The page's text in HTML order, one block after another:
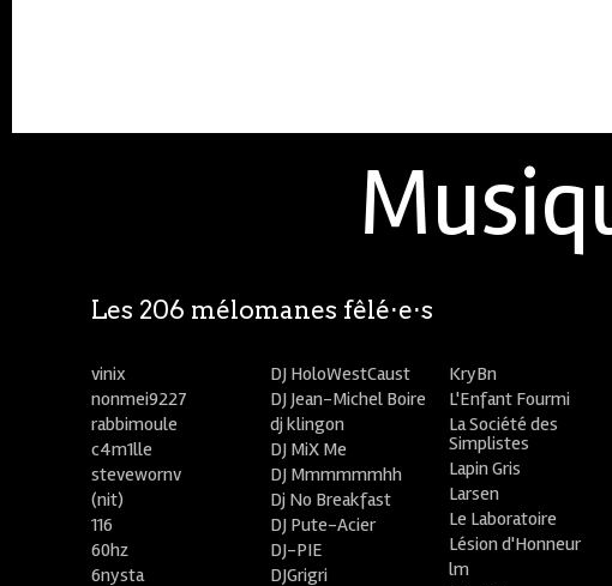
Les 206 mélomanes fêlé⋅e⋅s
vinix
nonmei9227
rabbimoule
c4m1lle
stevewornv
(nit)
116
60hz
6nysta
DJ HoloWestCaust
DJ Jean-Michel Boire
dj klingon
DJ MiX Me
DJ Mmmmmmhh
Dj No Breakfast
DJ Pute-Acier
DJ-PIE
DJGrigri
KryBn
L'Enfant Fourmi
La Société des
Simplistes
Lapin Gris
Larsen
Le Laboratoire
Lésion d'Honneur
lm